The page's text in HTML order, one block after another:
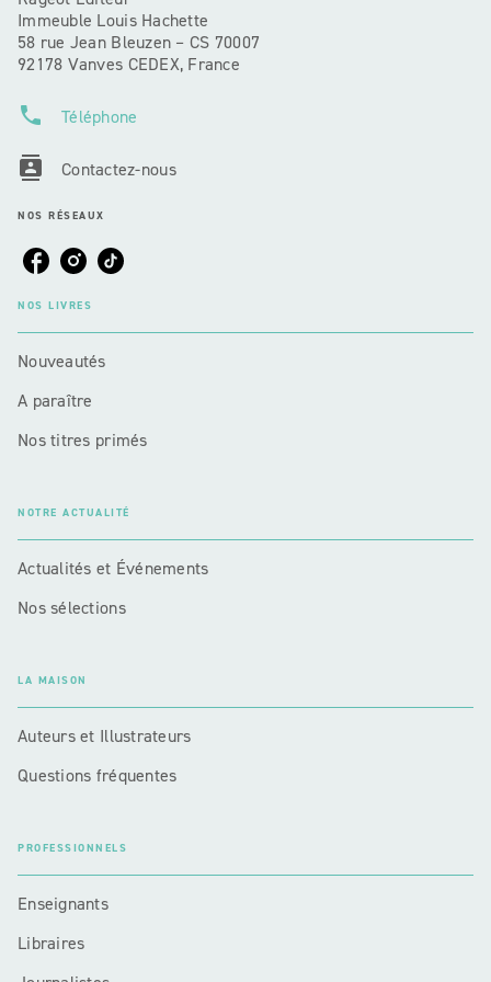
Immeuble Louis Hachette
58 rue Jean Bleuzen – CS 70007
92178 Vanves CEDEX, France
phone Téléphone
contacts Contactez-nous
NOS RÉSEAUX
NOS LIVRES
Nouveautés
A paraître
Nos titres primés
NOTRE ACTUALITÉ
Actualités et Événements
Nos sélections
LA MAISON
Auteurs et Illustrateurs
Questions fréquentes
PROFESSIONNELS
Enseignants
Libraires